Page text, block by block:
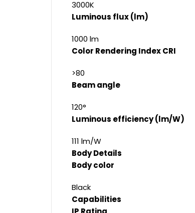
3000K
Luminous flux (lm)
1000 lm
Color Rendering Index CRI
>80
Beam angle
120°
Luminous efficiency (lm/W)
111 lm/W
Body Details
Body color
Black
Capabilities